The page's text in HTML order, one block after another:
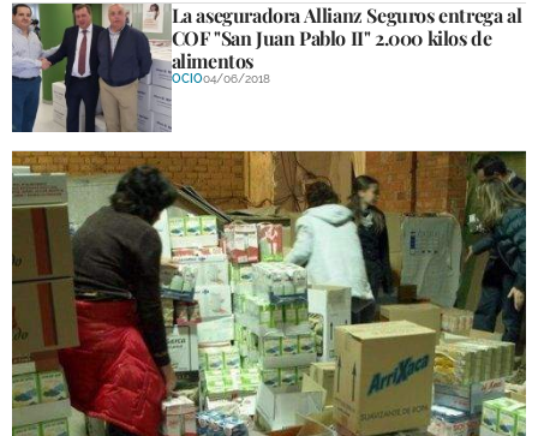
La aseguradora Allianz Seguros entrega al
COF "San Juan Pablo II" 2.000 kilos de
alimentos
OCIO04/06/2018